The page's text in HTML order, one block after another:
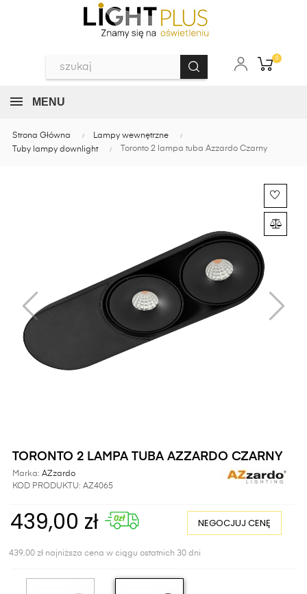
0
MENU
Strona Główna
Lampy wewnętrzne
Tuby lampy downlight
Toronto 2 lampa tuba Azzardo Czarny
TORONTO 2 LAMPA TUBA AZZARDO CZARNY
Marka: AZzardo
KOD PRODUKTU: AZ4065
439,00 zł NEGOCJUJ CENĘ
439,00 zł najniższa cena w ciągu ostatnich 30 dni